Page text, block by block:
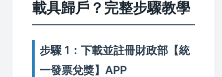
載具歸戶？完整步驟教學
步驟 1：下載並註冊財政部【統
一發票兌獎】APP